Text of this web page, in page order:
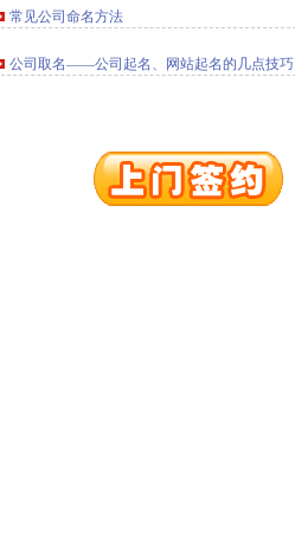
常见公司命名方法
公司取名——公司起名、网站起名的几点技巧